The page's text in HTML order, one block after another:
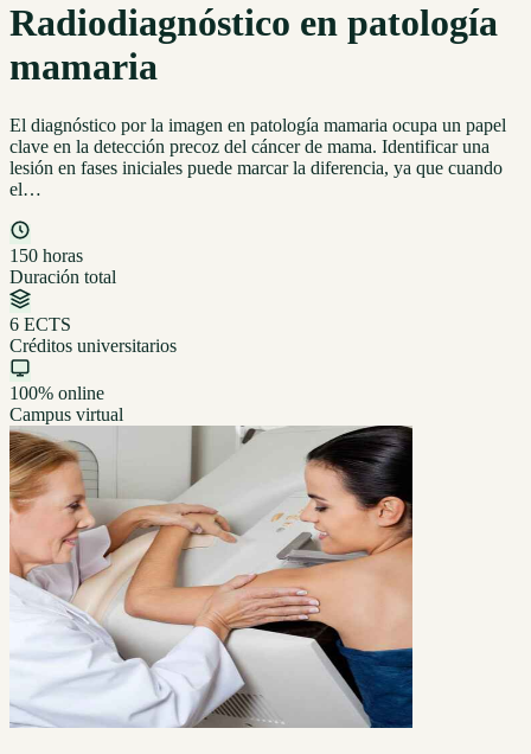
Radiodiagnóstico en patología
mamaria
El diagnóstico por la imagen en patología mamaria ocupa un papel
clave en la detección precoz del cáncer de mama. Identificar una
lesión en fases iniciales puede marcar la diferencia, ya que cuando
el…
150 horas
Duración total
6 ECTS
Créditos universitarios
100% online
Campus virtual